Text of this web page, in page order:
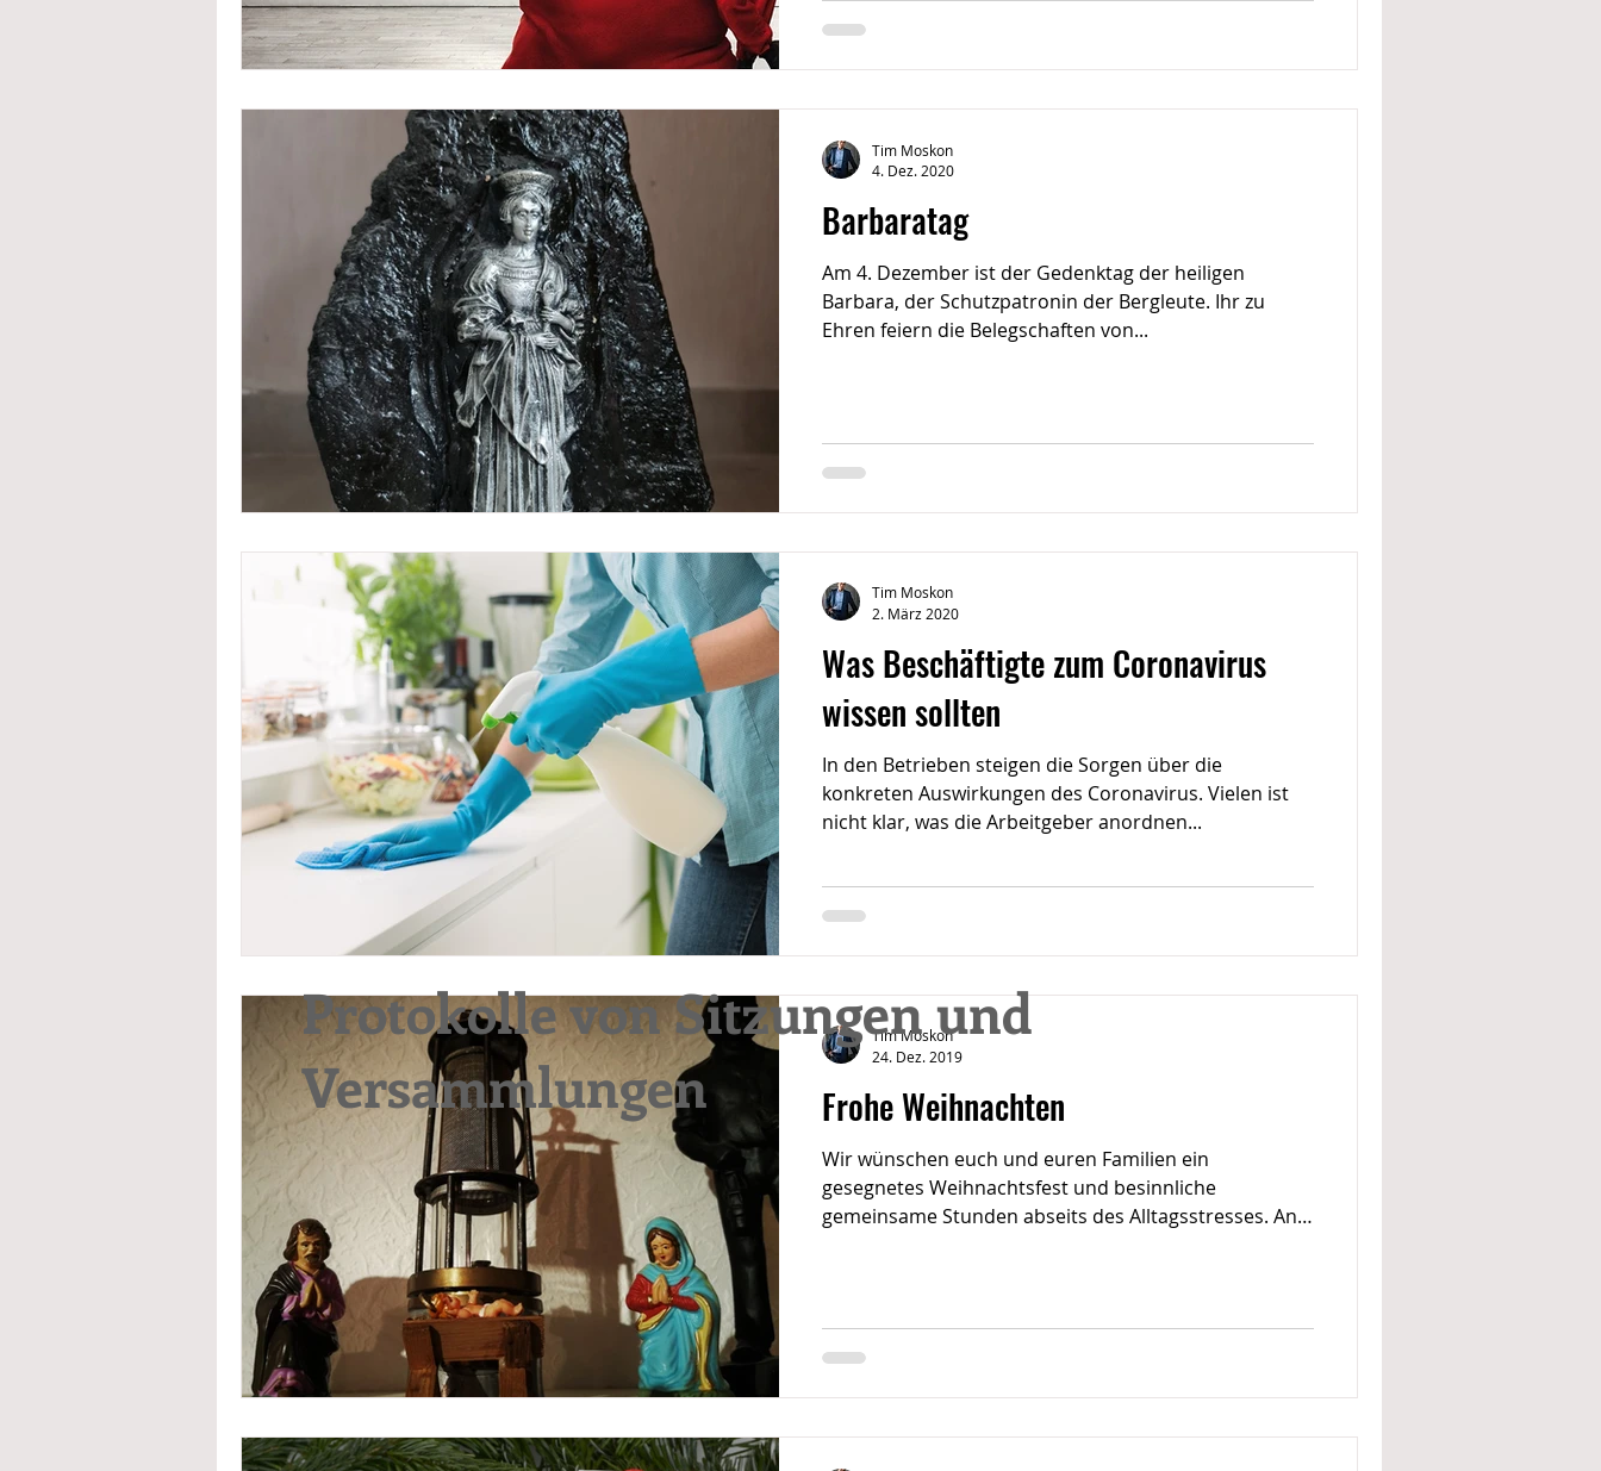
Barbaratag
Am 4. Dezember ist der Gedenktag der heiligen
Barbara, der Schutzpatronin der Bergleute. Ihr zu
Ehren feiern die Belegschaften von...
Tim Moskon
4. Dez. 2020
Was Beschäftigte zum Coronavirus
wissen sollten
In den Betrieben steigen die Sorgen über die
konkreten Auswirkungen des Coronavirus. Vielen ist
nicht klar, was die Arbeitgeber anordnen...
Tim Moskon
2. März 2020
Frohe Weihnachten
Wir wünschen euch und euren Familien ein
gesegnetes Weihnachtsfest und besinnliche
gemeinsame Stunden abseits des Alltagsstresses. An
Tim Moskon
24. Dez. 2019
Protokolle von Sitzungen und
Versammlungen